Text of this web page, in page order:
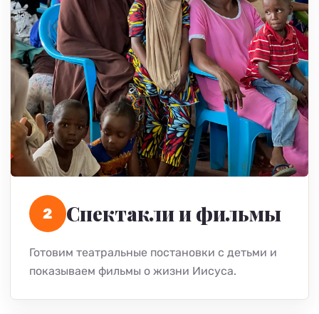
2 Спектакли и фильмы
Готовим театральные постановки с детьми и
показываем фильмы о жизни Иисуса.